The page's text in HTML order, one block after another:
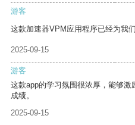
游客
这款加速器VPM应用程序已经为我
2025-09-15
游客
这款app的学习氛围很浓厚，能够
成绩。
2025-09-15